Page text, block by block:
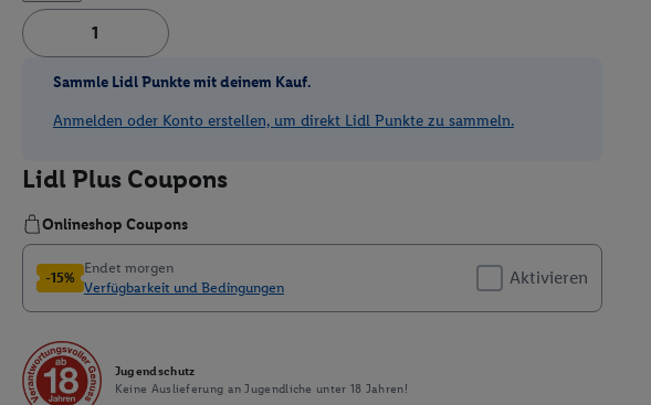
Sammle Lidl Punkte mit deinem Kauf.
Anmelden oder Konto erstellen, um direkt Lidl Punkte zu sammeln.
Jugendschutz
Keine Auslieferung an Jugendliche unter 18 Jahren!